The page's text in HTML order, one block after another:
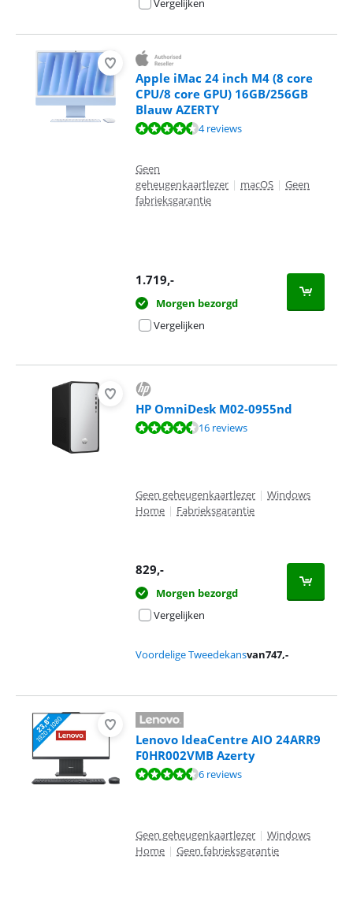
Vergelijken
Apple iMac 24 inch M4 (8 core
CPU/8 core GPU) 16GB/256GB
Blauw AZERTY
Beoordeling is 8,7 van de 10, gebaseerd op 4 reviews.
4 reviews
Geen
geheugenkaartlezer | macOS | Geen
fabrieksgarantie
1.719,-
Morgen bezorgd
Vergelijken
HP OmniDesk M02-0955nd
Beoordeling is 8,5 van de 10, gebaseerd op 16 reviews.
16 reviews
Geen geheugenkaartlezer | Windows
Home | Fabrieksgarantie
829,-
Morgen bezorgd
Vergelijken
Voordelige Tweedekansvan747,-
Lenovo IdeaCentre AIO 24ARR9
F0HR002VMB Azerty
Beoordeling is 9,3 van de 10, gebaseerd op 6 reviews.
6 reviews
Geen geheugenkaartlezer | Windows
Home | Geen fabrieksgarantie